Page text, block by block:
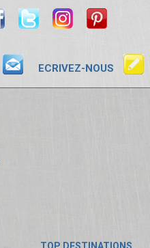
ECRIVEZ-NOUS
TOP DESTINATIONS